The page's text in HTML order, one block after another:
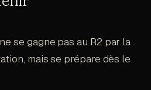
la relation de confiance ne
Il est souvent préférable de
se gagne pas au R2 par la
mais se prépare dès le